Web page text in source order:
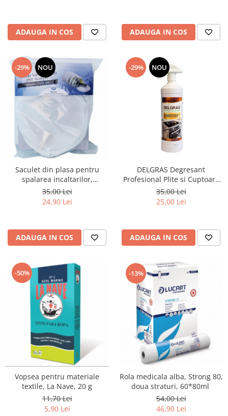
ADAUGA IN COS ADAUGA IN COS
-29% NOU
Saculet din plasa pentru
spalarea incaltarilor,
23x38cm, Marisa Blu
35,00 Lei
24,90 Lei
ADAUGA IN COS
-29% NOU
DELGRAS Degresant
Profesional Plite si Cuptoare
1L
35,00 Lei
25,00 Lei
ADAUGA IN COS
-50%
Vopsea pentru materiale
textile, La Nave, 20 g
11,70 Lei
5,90 Lei
-13%
Rola medicala alba, Strong 80,
doua straturi, 60*80ml
54,00 Lei
46,90 Lei